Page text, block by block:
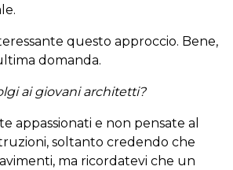
questo approccio. Bene,
domanda.
ai giovani architetti?
appassionati e non pensate al
soltanto credendo che
ma ricordatevi che un